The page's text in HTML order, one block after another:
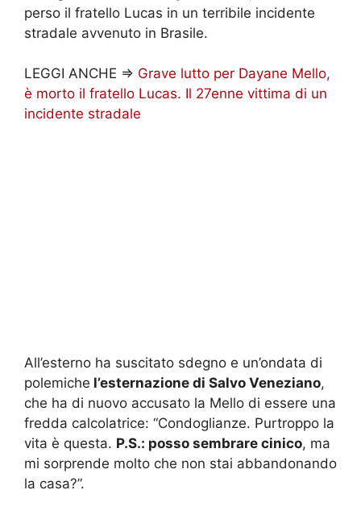
perso il fratello Lucas in un terribile incidente
stradale avvenuto in Brasile.
LEGGI ANCHE => Grave lutto per Dayane Mello,
è morto il fratello Lucas. Il 27enne vittima di un
incidente stradale
All’esterno ha suscitato sdegno e un’ondata di
polemiche l’esternazione di Salvo Veneziano,
che ha di nuovo accusato la Mello di essere una
fredda calcolatrice: “Condoglianze. Purtroppo la
vita è questa. P.S.: posso sembrare cinico, ma
mi sorprende molto che non stai abbandonando
la casa?”.